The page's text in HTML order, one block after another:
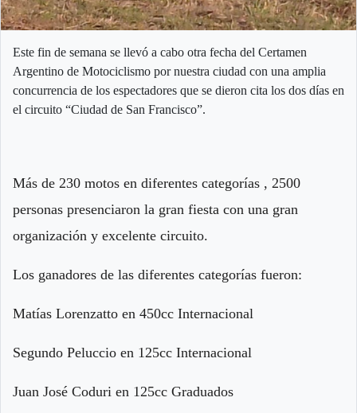
Este fin de semana se llevó a cabo otra fecha del Certamen
Argentino de Motociclismo por nuestra ciudad con una amplia
concurrencia de los espectadores que se dieron cita los dos días en
el circuito “Ciudad de San Francisco”.
Más de 230 motos en diferentes categorías , 2500
personas presenciaron la gran fiesta con una gran
organización y excelente circuito.
Los ganadores de las diferentes categorías fueron:
Matías Lorenzatto en 450cc Internacional
Segundo Peluccio en 125cc Internacional
Juan José Coduri en 125cc Graduados